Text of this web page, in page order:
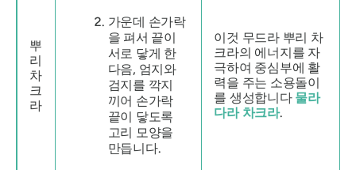
뿌
리
차
크
라
가운데 손가락
을 펴서 끝이
서로 닿게 한
다음, 엄지와
검지를 깍지
끼어 손가락
끝이 닿도록
고리 모양을
만듭니다.
이것 무드라뿌리 차
크라의 에너지를 자
극하여 중심부에 활
력을 주는 소용돌이
를 생성합니다 물라
다라 차크라.